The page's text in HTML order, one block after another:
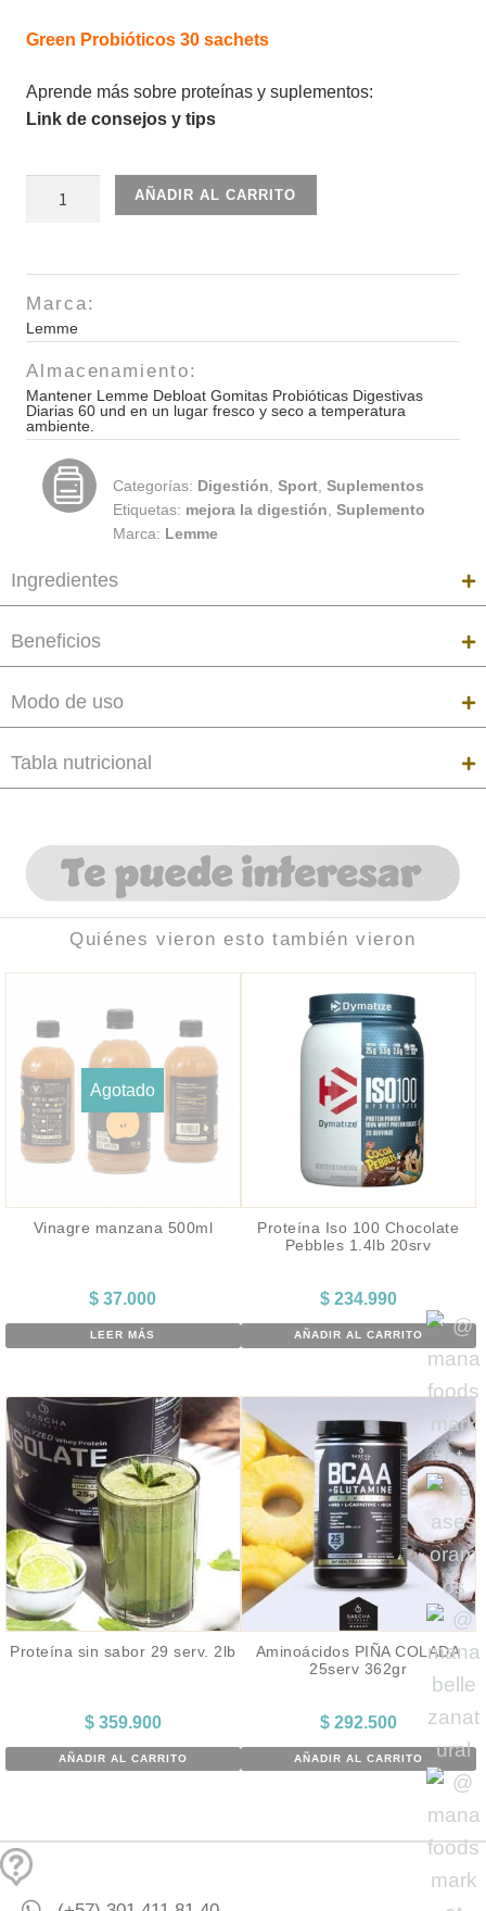
Green Probióticos 30 sachets
Aprende más sobre proteínas y suplementos:
Link de consejos y tips
Digestivas
Diarias
und
cantidad
AÑADIR AL CARRITO
Marca:
Lemme
Almacenamiento:
Mantener Lemme Debloat Gomitas Probióticas Digestivas
Diarias 60 und en un lugar fresco y seco a temperatura
ambiente.
Categorías: Digestión, Sport, Suplementos
Etiquetas: mejora la digestión, Suplemento
Marca: Lemme
Ingredientes
Beneficios
Modo de uso
Tabla nutricional
Quiénes vieron esto también vieron
Agotado
Vinagre manzana 500ml
$ 37.000
LEER MÁS
Proteína Iso 100 Chocolate
Pebbles 1.4lb 20srv
$234.990
AÑADIR AL CARRITO
Proteína sin sabor 29 serv. 2lb
$359.900
AÑADIR AL CARRITO
Aminoácidos PIÑA COLADA
25serv 362gr
$292.500
AÑADIR AL CARRITO